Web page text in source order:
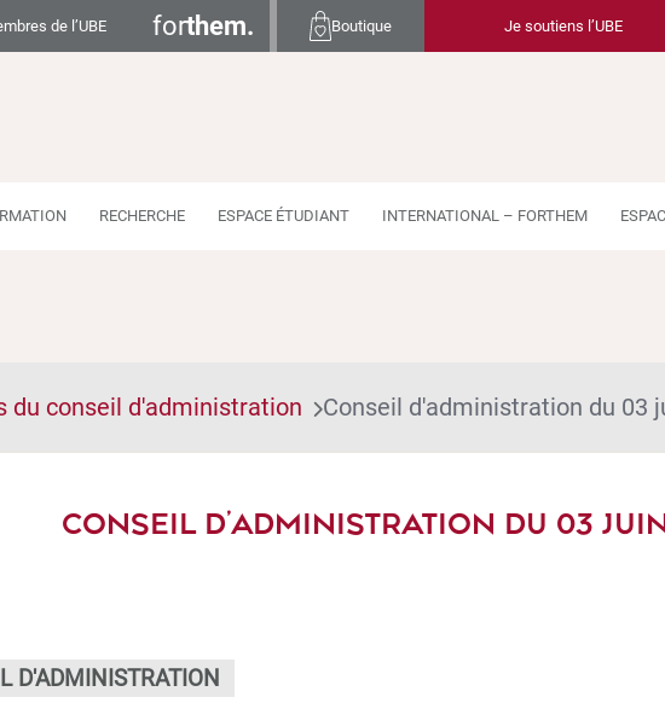
de l’UBE forthem. Boutique Je soutiens l’UBE
RECHERCHE ESPACE ÉTUDIANT INTERNATIONAL – FORTHEM
du conseil d'administration Conseil d'administration du 03
CONSEIL D’ADMINISTRATION DU 03
D'ADMINISTRATION